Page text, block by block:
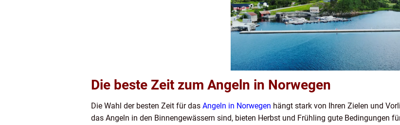
Die beste Zeit zum Angeln in Norwegen
Die Wahl der besten Zeit für das Angeln in Norwegen hängt stark von Ihren Zielen und
das Angeln in den Binnengewässern sind, bieten Herbst und Frühling gute Bedingungen